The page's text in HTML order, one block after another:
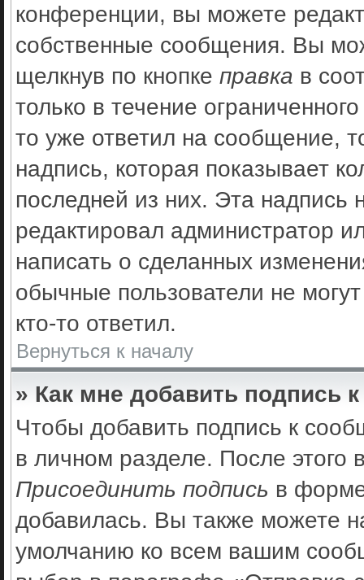
конференции, вы можете
собственные сообщения. Вы
щелкнув по кнопке правка в
только в течение
то уже ответил на сообщение,
надпись, которая показывает
последней из них. Эта надпись
редактировал администратор
написать о сделанных
обычные пользователи не
кто-то ответил.
Вернуться к началу
» Как мне добавить подпись
Чтобы добавить подпись к
в личном разделе. После
Присоединить подпись в
добавилась. Вы также можете
умолчанию ко всем вашим